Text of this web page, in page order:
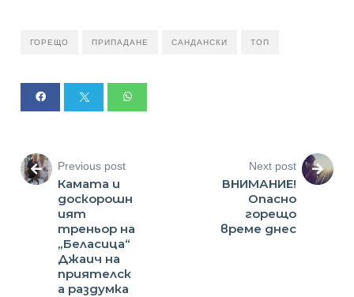
ГОРЕЩО ПРИПАДАНЕ САНДАНСКИ ТОП
Previous post
Камата и
доскорошн
ият
треньор на
„Беласица“
Джаич на
приятелск
а раздумка
Next post
ВНИМАНИЕ!
Опасно
горещо
време днес